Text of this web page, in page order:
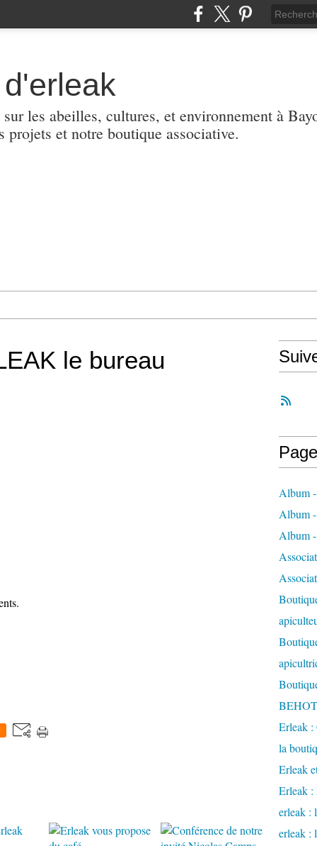
les abeilles, cultures, et environnement à
et notre boutique associative.
le bureau
Album
Album
Album
Erleak :
la
Erleak
Erleak
erleak :
erleak :